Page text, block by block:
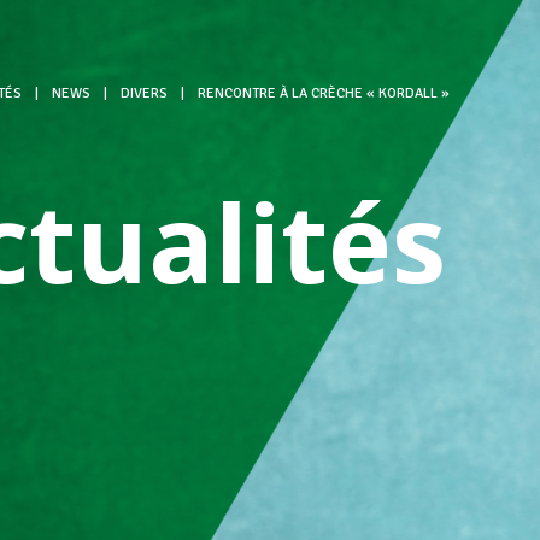
NEWS DIVERS RENCONTRE À LA CRÈCHE « KORDALL »